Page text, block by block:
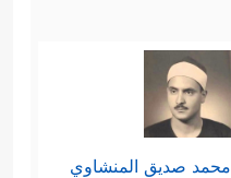
محمد صديق المنشاوي